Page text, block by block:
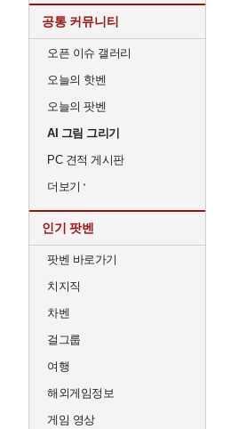
공통 커뮤니티
오픈 이슈 갤러리
오늘의 핫벤
오늘의 팟벤
AI 그림 그리기
PC 견적 게시판
더보기
인기 팟벤
팟벤 바로가기
치지직
차벤
걸그룹
여행
해외게임정보
게임 영상